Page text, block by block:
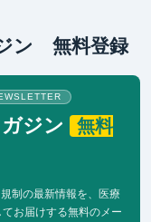
ン 無料登録
ジン
無料
制の最新情報を、医療
お届けする無料のメー